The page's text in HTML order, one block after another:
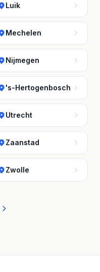
Luik
Mechelen
Nijmegen
's-Hertogenbosch
Utrecht
Zaanstad
Zwolle